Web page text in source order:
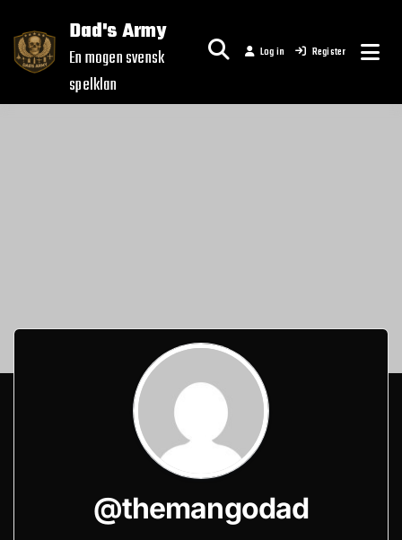
content
Dad's Army
En mogen svensk
spelklan
Log in Register
@themangodad